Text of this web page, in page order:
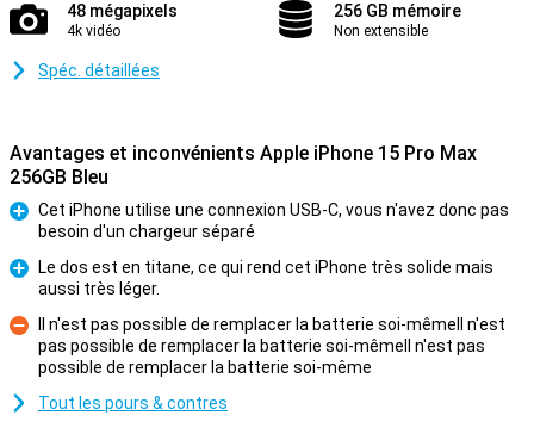
48 mégapixels
4k vidéo
256 GB mémoire
Non extensible
Spéc. détaillées
Avantages et inconvénients Apple iPhone 15 Pro Max
256GB Bleu
Pour
Cet iPhone utilise une connexion USB-C, vous n'avez donc pas
besoin d'un chargeur séparé
Pour
Le dos est en titane, ce qui rend cet iPhone très solide mais
aussi très léger.
Contre
Il n'est pas possible de remplacer la batterie soi-mêmeIl n'est
pas possible de remplacer la batterie soi-mêmeIl n'est pas
possible de remplacer la batterie soi-même
Tout les pours & contres